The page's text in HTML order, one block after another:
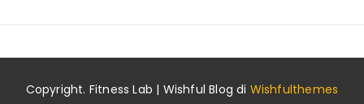
Copyright. Fitness Lab | Wishful Blog di Wishfulthemes